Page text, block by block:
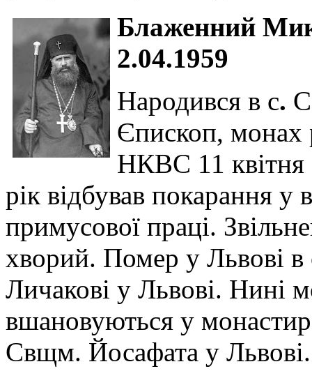
Блаженний
2.04.1959
Народився в с.
Єпископ, монах
НКВС 11 квітня
рік відбував покарання у
примусової праці.
хворий. Помер у Львові в
Личакові у Львові. Нині
вшановуються у
Свщм. Йосафата у Львові.